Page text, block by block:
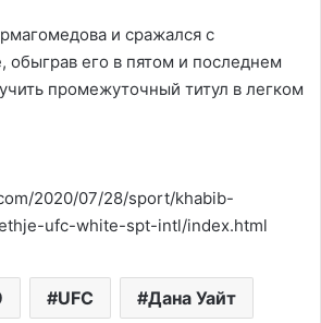
и сражался с
его в пятом и последнем
промежуточный титул в легком
2020/07/28/sport/khabib-
ufc-white-spt-intl/index.html
UFC Дана Уайт